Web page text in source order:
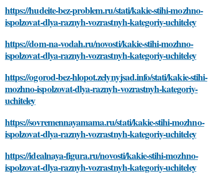
https://hudeite-bez-problem.ru/stati/kakie-stihi-mozhno-
ispolzovat-dlya-raznyh-vozrastnyh-kategoriy-uchiteley
https://dom-na-vodah.ru/novosti/kakie-stihi-mozhno-
ispolzovat-dlya-raznyh-vozrastnyh-kategoriy-uchiteley
https://ogorod-bez-hlopot.zelynyjsad.info/stati/kakie-stihi-
mozhno-ispolzovat-dlya-raznyh-vozrastnyh-kategoriy-
uchiteley
https://sovremennayamama.ru/stati/kakie-stihi-mozhno-
ispolzovat-dlya-raznyh-vozrastnyh-kategoriy-uchiteley
https://idealnaya-figura.ru/novosti/kakie-stihi-mozhno-
ispolzovat-dlya-raznyh-vozrastnyh-kategoriy-uchiteley